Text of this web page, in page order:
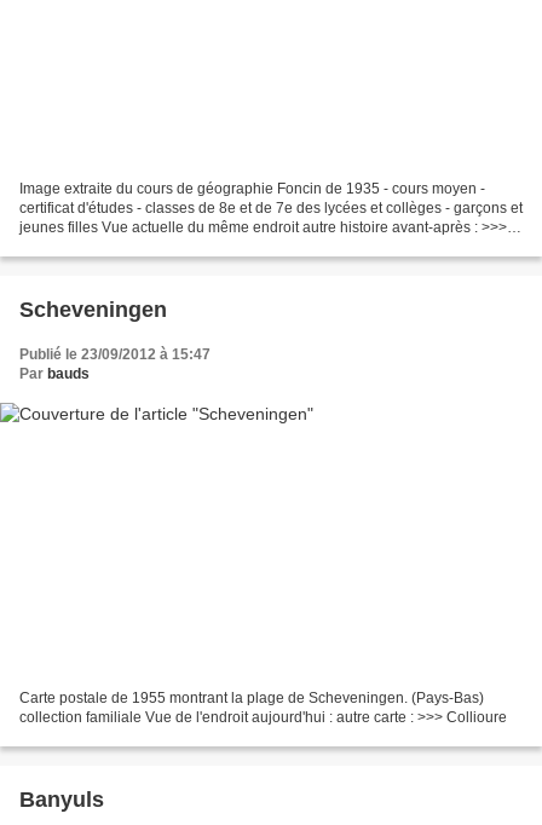
Image extraite du cours de géographie Foncin de 1935 - cours moyen -
certificat d'études - classes de 8e et de 7e des lycées et collèges - garçons et
jeunes filles Vue actuelle du même endroit autre histoire avant-après : >>>
Scheveningen
Publié le 23/09/2012 à 15:47
Par bauds
Carte postale de 1955 montrant la plage de Scheveningen. (Pays-Bas)
collection familiale Vue de l'endroit aujourd'hui : autre carte : >>> Collioure
Banyuls